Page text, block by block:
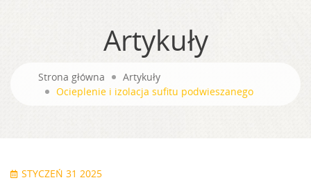
Artykuły
Strona główna
Artykuły
Ocieplenie i izolacja sufitu podwieszanego
STYCZEŃ 31 2025